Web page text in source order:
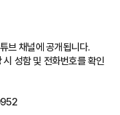
브 채널에 공개됩니다.
성함 및 전화번호를 확인